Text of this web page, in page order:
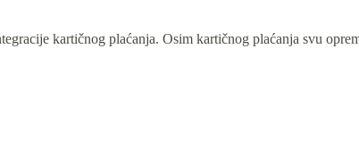
kartičnog plaćanja. Osim kartičnog plaćanja svu